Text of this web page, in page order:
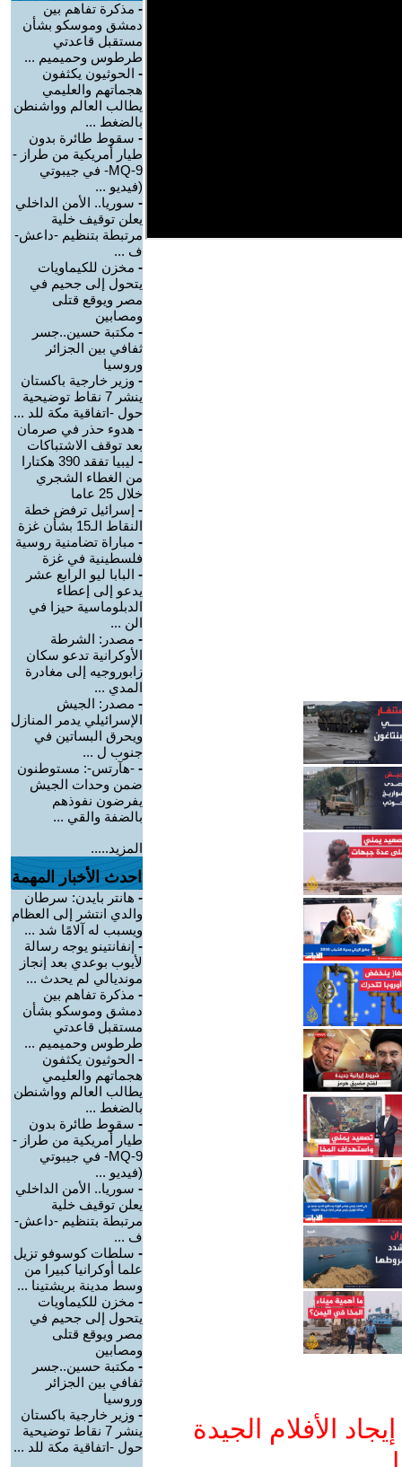
الأفلام الجيدة
- مذكرة تفاهم بين
دمشق وموسكو بشأن
مستقبل قاعدتي
طرطوس وحميميم ...
- الحوثيون يكثفون
هجماتهم والعليمي
يطالب العالم وواشنطن
بالضغط ...
- سقوط طائرة بدون
طيار أمريكية من طراز -
MQ-9- في جيبوتي
(فيديو ...
- سوريا.. الأمن الداخلي
يعلن توقيف خلية
مرتبطة بتنظيم -داعش-
ف ...
- مخزن للكيماويات
يتحول إلى جحيم في
مصر ويوقع قتلى
ومصابين
- مكتبة حسين..جسر
ثفافي بين الجزائر
وروسيا
- وزير خارجية باكستان
ينشر 7 نقاط توضيحية
حول -اتفاقية مكة للد ...
- هدوء حذر في صرمان
بعد توقف الاشتباكات
-
ليبيا تفقد 390 هكتارا
من الغطاء الشجري
خلال 25 عاما
- إسرائيل ترفض خطة
النقاط الـ15 بشأن غزة
- مباراة تضامنية روسية
فلسطينية في غزة
- البابا ليو الرابع عشر
يدعو إلى إعطاء
الدبلوماسية حيزا في
الن ...
- مصدر: الشرطة
الأوكرانية تدعو سكان
زابوروجيه إلى مغادرة
المدي ...
- مصدر: الجيش
الإسرائيلي يدمر المنازل
ويحرق البساتين في
جنوب ل ...
- -هآرتس-: مستوطنون
ضمن وحدات الجيش
يفرضون نفوذهم
بالضفة والقي ...
المزيد.....
احدث الأخبار المهمة
- هانتر بايدن: سرطان
والدي انتشر إلى العظام
ويسبب له آلامًا شد ...
- إنفانتينو يوجه رسالة
لأيوب بوعدي بعد إنجاز
مونديالي لم يحدث ...
- مذكرة تفاهم بين
دمشق وموسكو بشأن
مستقبل قاعدتي
طرطوس وحميميم ...
- الحوثيون يكثفون
هجماتهم والعليمي
يطالب العالم وواشنطن
بالضغط ...
- سقوط طائرة بدون
طيار أمريكية من طراز -
MQ-9- في جيبوتي
(فيديو ...
- سوريا.. الأمن الداخلي
يعلن توقيف خلية
مرتبطة بتنظيم -داعش-
ف ...
- سلطات كوسوفو تزيل
علما أوكرانيا كبيرا من
وسط مدينة بريشتينا ...
- مخزن للكيماويات
يتحول إلى جحيم في
مصر ويوقع قتلى
ومصابين
- مكتبة حسين..جسر
ثفافي بين الجزائر
وروسيا
- وزير خارجية باكستان
ينشر 7 نقاط توضيحية
حول -اتفاقية مكة للد ...